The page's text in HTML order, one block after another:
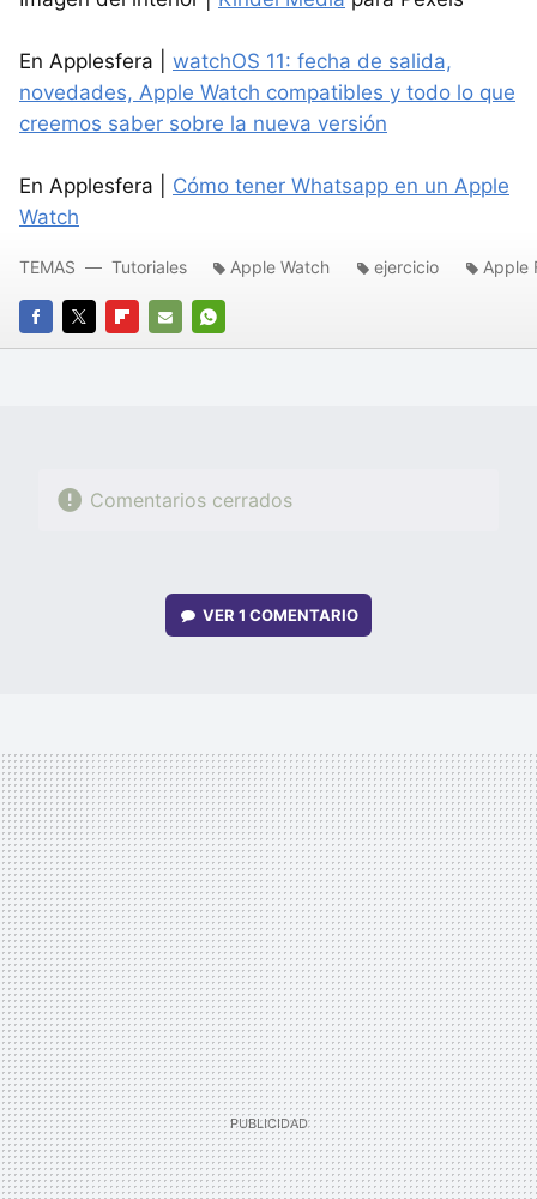
En Applesfera | watchOS 11: fecha de salida,
novedades, Apple Watch compatibles y todo lo que
creemos saber sobre la nueva versión
En Applesfera | Cómo tener Whatsapp en un Apple
Watch
FACEBOOK
TWITTERFLIPBOARD
E-
WHATSAPP
TEMAS Tutoriales Apple Watch ejercicio Apple
Comentarios cerrados
VER 1 COMENTARIO